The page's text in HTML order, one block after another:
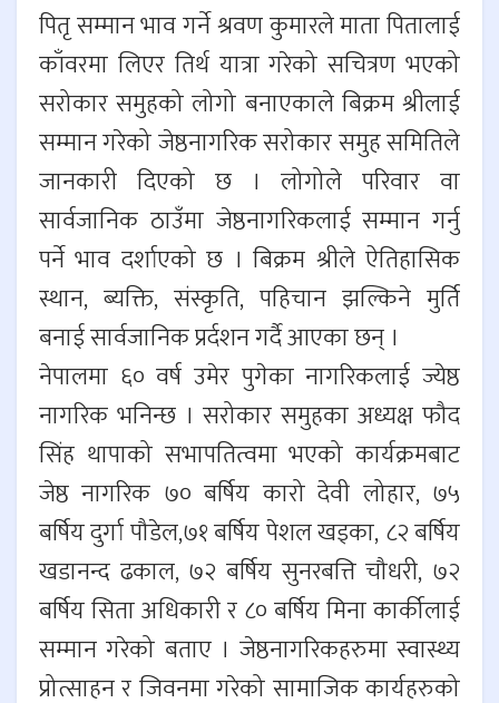
पितृ सम्मान भाव गर्ने श्रवण कुमारले माता पितालाई
काँवरमा लिएर तिर्थ यात्रा गरेको सचित्रण भएको
सरोकार समुहको लोगो बनाएकाले बिक्रम श्रीलाई
सम्मान गरेको जेष्ठनागरिक सरोकार समुह समितिले
जानकारी दिएको छ । लोगोले परिवार वा
सार्वजानिक ठाउँमा जेष्ठनागरिकलाई सम्मान गर्नु
पर्ने भाव दर्शाएको छ । बिक्रम श्रीले ऐतिहासिक
स्थान, ब्यक्ति, संस्कृति, पहिचान झल्किने मुर्ति
बनाई सार्वजानिक प्रर्दशन गर्दै आएका छन् ।
नेपालमा ६० वर्ष उमेर पुगेका नागरिकलाई ज्येष्ठ
नागरिक भनिन्छ । सरोकार समुहका अध्यक्ष फौद
सिंह थापाको सभापतित्वमा भएको कार्यक्रमबाट
जेष्ठ नागरिक ७० बर्षिय कारो देवी लोहार, ७५
बर्षिय दुर्गा पौडेल,७१ बर्षिय पेशल खड्का, ८२ बर्षिय
खडानन्द ढकाल, ७२ बर्षिय सुनरबत्ति चौधरी, ७२
बर्षिय सिता अधिकारी र ८० बर्षिय मिना कार्कीलाई
सम्मान गरेको बताए । जेष्ठनागरिकहरुमा स्वास्थ्य
प्रोत्साहन र जिवनमा गरेको सामाजिक कार्यहरुको